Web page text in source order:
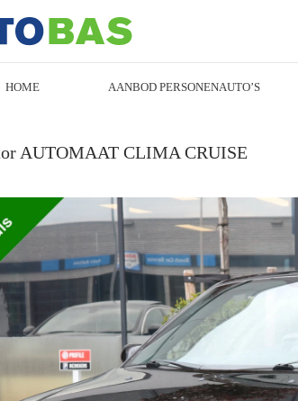
HOME AANBOD PERSONENAUTO’S
AUTOMAAT CLIMA CRUISE